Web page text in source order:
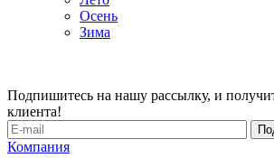
Осень
Зима
Подпишитесь на нашу рассылку, и
клиента!
Компания